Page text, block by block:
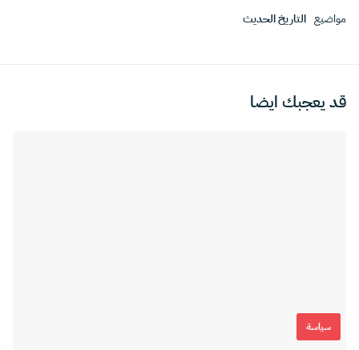
مواضيع التاريخ الحديث
قد يعجبك ايضا
سياسة